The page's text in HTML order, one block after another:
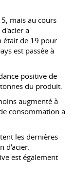
mais au cours
a
était de 19 pour
est passée à
positive de
du produit.
augmenté à
consommation a
les dernières
d'acier.
est également